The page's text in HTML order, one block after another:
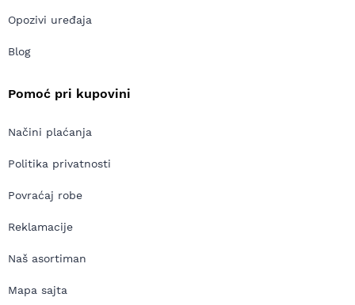
Opozivi uređaja
Blog
Pomoć pri kupovini
Načini plaćanja
Politika privatnosti
Povraćaj robe
Reklamacije
Naš asortiman
Mapa sajta